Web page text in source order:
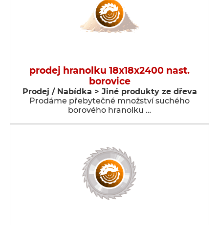
prodej hranolku 18x18x2400 nast.
borovice
Prodej / Nabídka > Jiné produkty ze dřeva
Prodáme přebytečné množství suchého
borového hranolku …